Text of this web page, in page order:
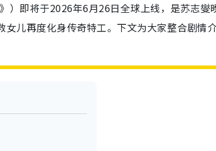
）即将于2026年6月26日全球上线，是苏志燮
儿再度化身传奇特工。下文为大家整合剧情